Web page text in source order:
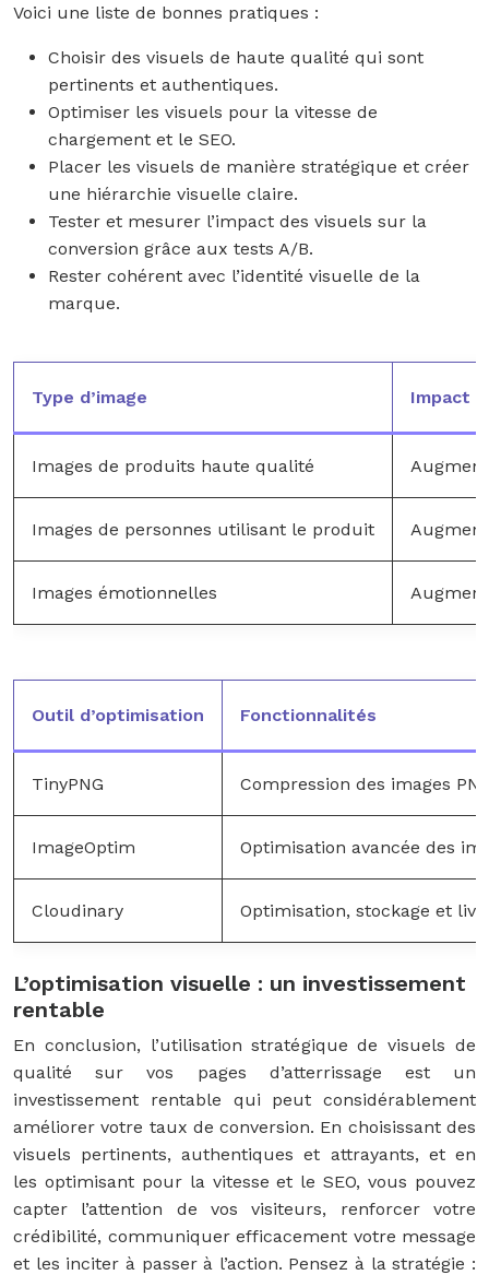
Voici une liste de bonnes pratiques :
Choisir des visuels de haute qualité qui sont
pertinents et authentiques.
Optimiser les visuels pour la vitesse de
chargement et le SEO.
Placer les visuels de manière stratégique et créer
une hiérarchie visuelle claire.
Tester et mesurer l’impact des visuels sur la
conversion grâce aux tests A/B.
Rester cohérent avec l’identité visuelle de la
marque.
Type d’image Impact
Images de produits haute qualité
Images de personnes utilisant le produit
Images émotionnelles
Outil d’optimisation Fonctionnalités
TinyPNG Compression des images
ImageOptim Optimisation avancée des
Cloudinary Optimisation, stockage et
L’optimisation visuelle : un investissement
rentable
En conclusion, l’utilisation stratégique de visuels de
qualité sur vos pages d’atterrissage est un
investissement rentable qui peut considérablement
améliorer votre taux de conversion. En choisissant des
visuels pertinents, authentiques et attrayants, et en
les optimisant pour la vitesse et le SEO, vous pouvez
capter l’attention de vos visiteurs, renforcer votre
crédibilité, communiquer efficacement votre message
et les inciter à passer à l’action. Pensez à la stratégie :